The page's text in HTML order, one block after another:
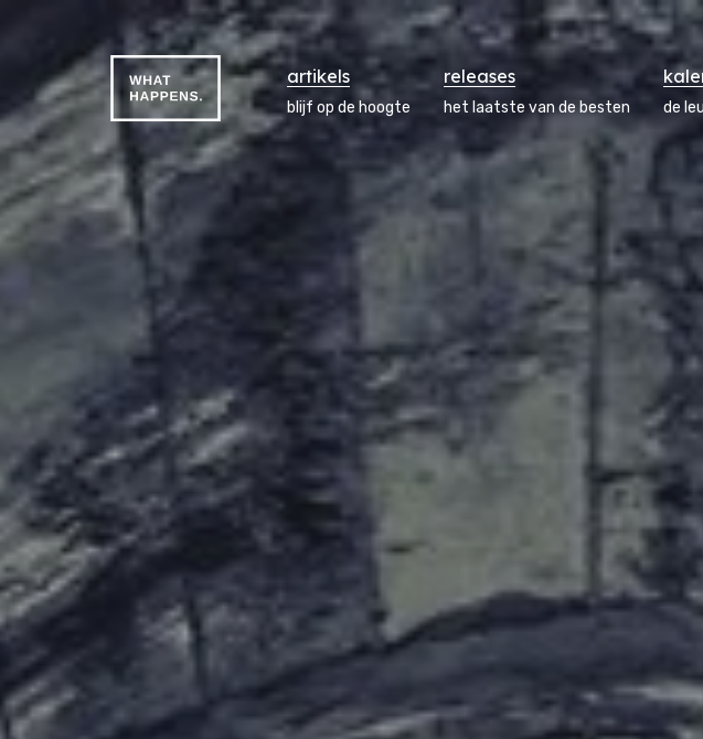
artikels
blijf op de hoogte
releases
het laatste van de besten de